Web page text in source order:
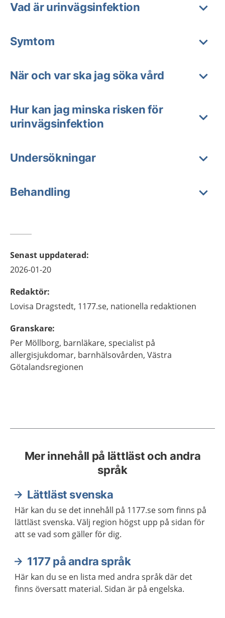
Vad är urinvägsinfektion
Symtom
När och var ska jag söka vård
Hur kan jag minska risken för
urinvägsinfektion
Undersökningar
Behandling
Senast uppdaterad:
2026-01-20
Redaktör:
Lovisa Dragstedt, 1177.se, nationella redaktionen
Granskare:
Per Möllborg, barnläkare, specialist på
allergisjukdomar, barnhälsovården, Västra
Götalandsregionen
Mer innehåll på lättläst och andra
språk
Lättläst svenska
Här kan du se det innehåll på 1177.se som finns på
lättläst svenska. Välj region högst upp på sidan för
att se vad som gäller för dig.
1177 på andra språk
Här kan du se en lista med andra språk där det
finns översatt material. Sidan är på engelska.